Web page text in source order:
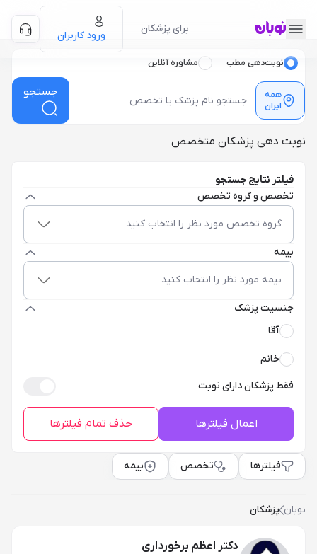
برای پزشکان
ورود کاربران
نوبت‌دهی مطب مشاوره آنلاین
همه
ایران
جستجو
نوبت دهی پزشکان متخصص
فیلتر نتایج جستجو
تخصص و گروه تخصص
گروه تخصص مورد نظر را انتخاب کنید
بیمه
بیمه مورد نظر را انتخاب کنید
جنسیت پزشک
آقا
خانم
فقط پزشکان دارای نوبت
اعمال فیلترها حذف تمام فیلترها
فیلترها تخصص بیمه
نوبان پزشکان
دکتر اعظم برخورداری